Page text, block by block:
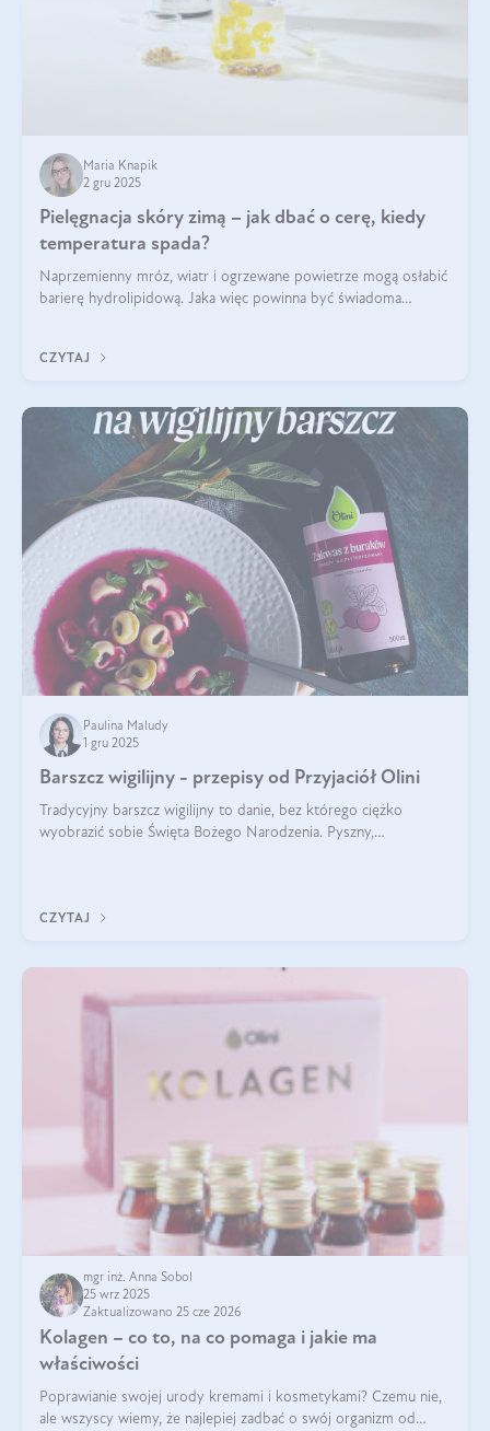
Maria Knapik
2 gru 2025
Pielęgnacja skóry zimą – jak dbać o cerę, kiedy
temperatura spada?
Naprzemienny mróz, wiatr i ogrzewane powietrze mogą osłabić
barierę hydrolipidową. Jaka więc powinna być świadoma
CZYTAJ
Paulina Maludy
1 gru 2025
Barszcz wigilijny - przepisy od Przyjaciół Olini
Tradycyjny barszcz wigilijny to danie, bez którego ciężko
wyobrazić sobie Święta Bożego Narodzenia. Pyszny,
CZYTAJ
mgr inż. Anna Sobol
25 wrz 2025
Zaktualizowano 25 cze 2026
Kolagen – co to, na co pomaga i jakie ma
właściwości
Poprawianie swojej urody kremami i kosmetykami? Czemu nie,
ale wszyscy wiemy, że najlepiej zadbać o swój organizm od